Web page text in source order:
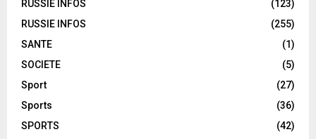
RUSSIE INFOS
(123)
RUSSIE INFOS
(255)
SANTE
(1)
SOCIETE
(5)
Sport
(27)
Sports
(36)
SPORTS
(42)